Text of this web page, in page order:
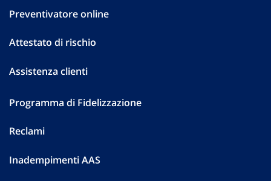
Preventivatore online
Attestato di rischio
Assistenza clienti
Programma di Fidelizzazione
Reclami
Inadempimenti AAS